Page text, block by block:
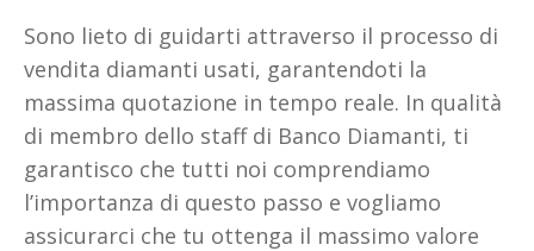
Sono lieto di guidarti attraverso il processo di
vendita diamanti usati, garantendoti la
massima quotazione in tempo reale. In qualità
di membro dello staff di Banco Diamanti, ti
garantisco che tutti noi comprendiamo
l’importanza di questo passo e vogliamo
assicurarci che tu ottenga il massimo valore